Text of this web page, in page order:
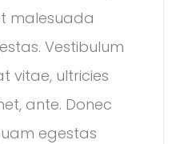
malesuada
Vestibulum
vitae, ultricies
ante. Donec
egestas